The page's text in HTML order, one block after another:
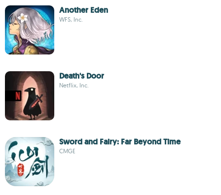
Another Eden
WFS, Inc.
Death's Door
Netflix, Inc.
Sword and Fairy: Far Beyond Time
CMGE